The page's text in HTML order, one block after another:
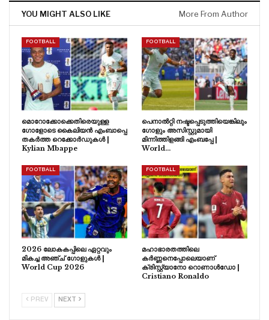
YOU MIGHT ALSO LIKE More From Author
FOOTBALL
മൊറോക്കോക്കെതിരെയുള്ള
ഗോളോടെ കൈലിയൻ എംബാപ്പെ
തകർത്ത റെക്കോർഡുകൾ |
Kylian Mbappe
FOOTBALL
പെനാൽറ്റി നഷ്ടപ്പെടുത്തിയെങ്കിലും
ഗോളും അസിസ്റ്റുമായി
മിന്നിത്തിളങ്ങി എംബപ്പേ |
World…
FOOTBALL
2026 ലോകകപ്പിലെ ഏറ്റവും
മികച്ച അഞ്ച് ഗോളുകൾ |
World Cup 2026
FOOTBALL
മഹാഭാരതത്തിലെ
കർണ്ണനെപ്പോലെയാണ്
ക്രിസ്റ്റ്യാനോ റൊണാൾഡോ |
Cristiano Ronaldo
PREV NEXT